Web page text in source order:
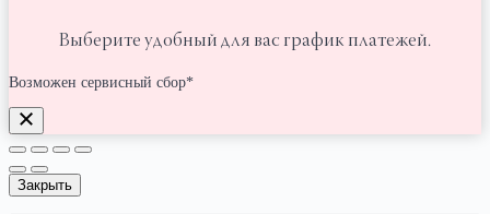
Выберите удобный для вас график платежей.
Возможен сервисный сбор*
Закрыть